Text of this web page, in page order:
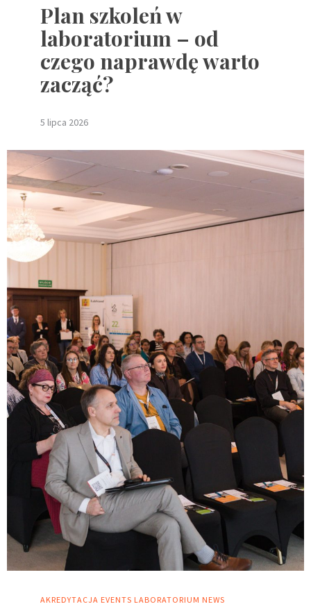
Plan szkoleń w
laboratorium – od
czego naprawdę warto
zacząć?
5 lipca 2026
AKREDYTACJA EVENTS LABORATORIUM NEWS